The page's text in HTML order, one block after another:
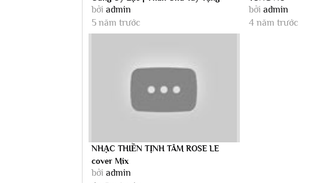
bởi admin
5 năm trước
bởi admin
4 năm trước
NHẠC THIỀN TỊNH TÂM ROSE LE
cover Mix
bởi admin